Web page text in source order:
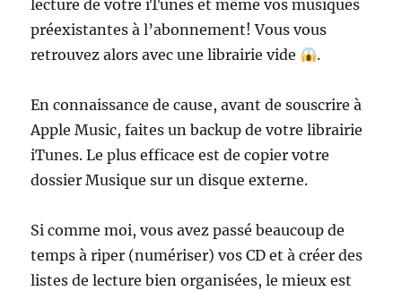
lecture de votre iTunes et même vos musiques
préexistantes à l’abonnement! Vous vous
retrouvez alors avec une librairie vide
.
En connaissance de cause, avant de souscrire à
Apple Music, faites un backup de votre librairie
iTunes. Le plus efficace est de copier votre
dossier Musique sur un disque externe.
Si comme moi, vous avez passé beaucoup de
temps à riper (numériser) vos CD et à créer des
listes de lecture bien organisées, le mieux est